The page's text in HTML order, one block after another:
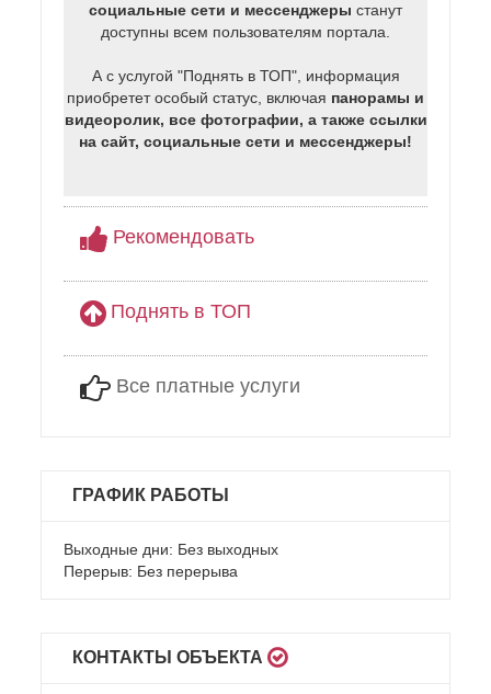
социальные сети и мессенджеры станут
доступны всем пользователям портала.
А с услугой "Поднять в ТОП", информация
приобретет особый статус, включая панорамы и
видеоролик, все фотографии, а также ссылки
на сайт, социальные сети и мессенджеры!
Рекомендовать
Поднять в ТОП
Все платные услуги
ГРАФИК РАБОТЫ
Выходные дни: Без выходных
Перерыв: Без перерыва
КОНТАКТЫ ОБЪЕКТА